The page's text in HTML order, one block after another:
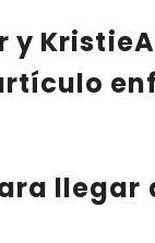
y
llegar